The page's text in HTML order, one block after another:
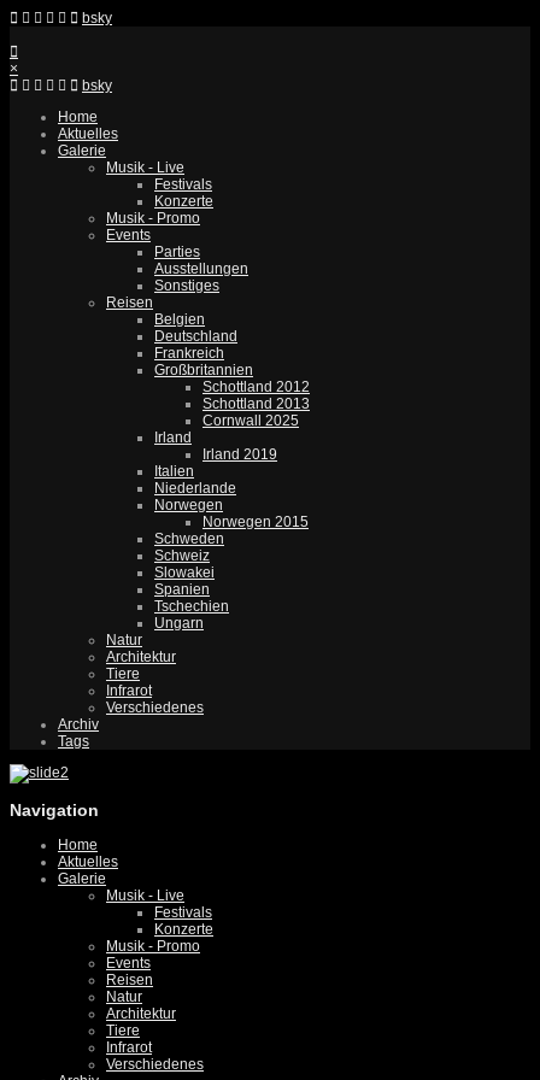
bsky
×
bsky
Home
Aktuelles
Galerie
Musik - Live
Festivals
Konzerte
Musik - Promo
Events
Parties
Ausstellungen
Sonstiges
Reisen
Belgien
Deutschland
Frankreich
Großbritannien
Schottland 2012
Schottland 2013
Cornwall 2025
Irland
Irland 2019
Italien
Niederlande
Norwegen
Norwegen 2015
Schweden
Schweiz
Slowakei
Spanien
Tschechien
Ungarn
Natur
Architektur
Tiere
Infrarot
Verschiedenes
Archiv
Tags
Navigation
Home
Aktuelles
Galerie
Musik - Live
Festivals
Konzerte
Musik - Promo
Events
Reisen
Natur
Architektur
Tiere
Infrarot
Verschiedenes